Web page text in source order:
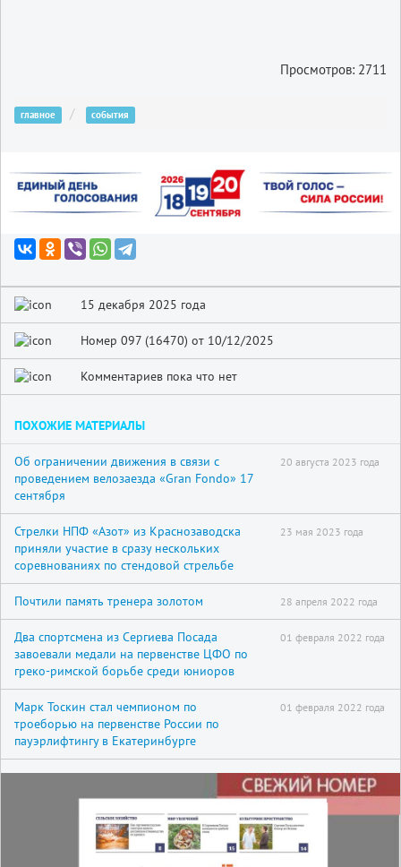
Просмотров: 2711
главное события
15 декабря 2025 года
Номер 097 (16470) от 10/12/2025
Комментариев пока что нет
ПОХОЖИЕ МАТЕРИАЛЫ
Об ограничении движения в связи с
проведением велозаезда «Gran Fondo» 17
сентября
20 августа 2023 года
Стрелки НПФ «Азот» из Краснозаводска
приняли участие в сразу нескольких
соревнованиях по стендовой стрельбе
23 мая 2023 года
Почтили память тренера золотом 28 апреля 2022 года
Два спортсмена из Сергиева Посада
завоевали медали на первенстве ЦФО по
греко-римской борьбе среди юниоров
01 февраля 2022 года
Марк Тоскин стал чемпионом по
троеборью на первенстве России по
пауэрлифтингу в Екатеринбурге
01 февраля 2022 года